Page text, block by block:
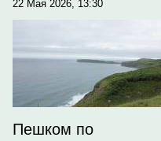
22 Мая 2026, 13:30
Пешком по